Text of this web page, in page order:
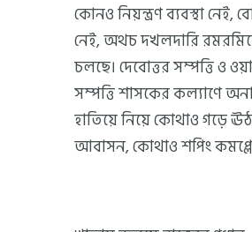
কোনও নিয়ন্ত্রণ ব্যবস্থা নেই,
নেই, অথচ দখলদারি
চলছে। দেবোত্তর সম্পত্তি ও
সম্পত্তি শাসকের কল্যাণে
হাতিয়ে নিয়ে কোথাও গড়ে
আবাসন, কোথাও শপিং